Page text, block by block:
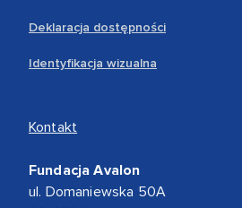
Deklaracja dostępności
Identyfikacja wizualna
Kontakt
Fundacja Avalon
ul. Domaniewska 50A